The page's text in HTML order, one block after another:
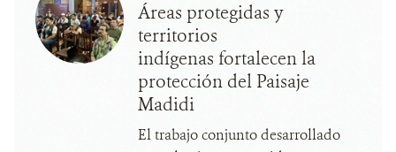
Áreas protegidas y
territorios
indígenas fortalecen la
protección del Paisaje
Madidi
El trabajo conjunto desarrollado